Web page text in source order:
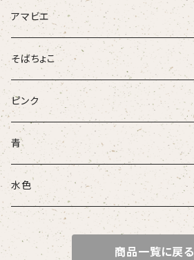
ブローチ
アマビエ
そばちょこ
ピンク
青
水色
商品一覧に戻る